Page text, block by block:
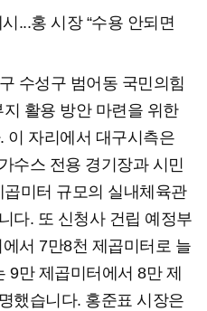
...홍 시장 “수용 안되면
수성구 범어동 국민의힘
활용 방안 마련을 위한
이 자리에서 대구시측은
수스 전용 경기장과 시민
미터 규모의 실내체육관
다. 또 신청사 건립 예정부
서 7만8천 제곱미터로 늘
9만 제곱미터에서 8만 제
했습니다. 홍준표 시장은